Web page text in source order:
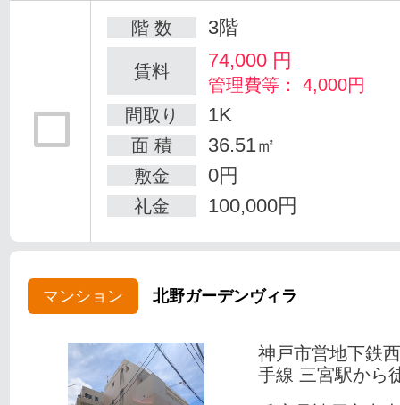
階 数 3階
賃料 74,000 円
管理費等： 4,000円
間取り
1K
面 積 36.51㎡
敷金 0円
礼金 100,000円
マンション 北野ガーデンヴィラ
神戸市営地下鉄
手線 三宮駅から